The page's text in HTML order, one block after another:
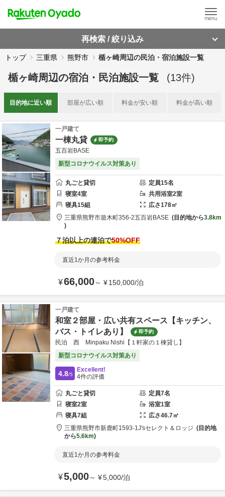
再検索 / 絞り込み
トップ 三重県 熊野市 楯ヶ崎周辺の民泊・宿泊施設一覧
楯ヶ崎周辺の宿泊・民泊施設一覧 (13件)
目的地に近い順 部屋が広い順 料金が安い順 料金が高い順
一戸建て
一棟丸貸 即予約
五百岩BASE
新型コロナウイルス対策あり
丸ごと貸切 定員15名
寝室4室 共用浴室2室
寝具15組 広さ178㎡
三重県熊野市遊木町356-2五百岩BASE 目的地から3.8km
７泊以上の連泊で50%OFF
直近1か月の参考料金
¥66,000～ ¥150,000/泊
一戸建て
和室２部屋・広い共有スペース【キッチン、
バス・トイレあり】
即予約
民泊 西 Minpaku Nishi【１軒家の１棟貸し】
新型コロナウイルス対策あり
4.8/5
Excellent!
4件の評価
丸ごと貸切 定員7名
寝室2室 浴室1室
寝具7組 広さ46.7㎡
三重県熊野市新鹿町1593-1J'sセレクト＆ロッジ
目的地
から5.6km
直近1か月の参考料金
¥5,000～ ¥5,000/泊